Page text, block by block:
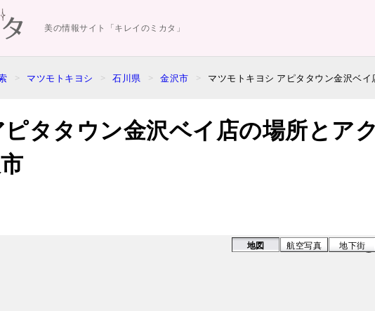
美の情報サイト「キレイのミカタ」
マツモトキヨシ 石川県 金沢市 マツモトキヨシ アピタタウン金沢ベイ
タタウン金沢ベイ店の場所とアク
地図 航空写真 地下街